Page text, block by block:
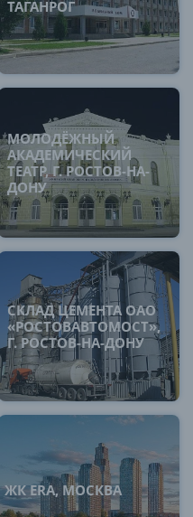
ТАГАНРОГ
МОЛОДЁЖНЫЙ
АКАДЕМИЧЕСКИЙ
ТЕАТР, Г. РОСТОВ-НА-
ДОНУ
СКЛАД ЦЕМЕНТА ОАО
«РОСТОВАВТОМОСТ»,
Г. РОСТОВ-НА-ДОНУ
ЖК ERA, МОСКВА